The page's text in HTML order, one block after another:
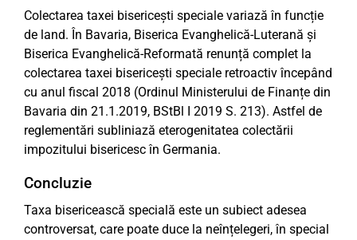
Colectarea taxei bisericești speciale variază în funcție
de land. În Bavaria, Biserica Evanghelică-Luterană și
Biserica Evanghelică-Reformată renunță complet la
colectarea taxei bisericești speciale retroactiv începând
cu anul fiscal 2018 (Ordinul Ministerului de Finanțe din
Bavaria din 21.1.2019, BStBl I 2019 S. 213). Astfel de
reglementări subliniază eterogenitatea colectării
impozitului bisericesc în Germania.
Concluzie
Taxa bisericească specială este un subiect adesea
controversat, care poate duce la neînțelegeri, în special